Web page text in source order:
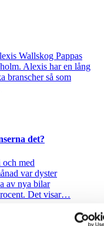
Wallskog Pappas
Alexis har en lång
branscher så som
det?
med
var dyster
av nya bilar
Det visar…